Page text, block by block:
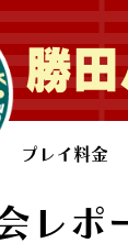
勝
プレイ料金
レポ